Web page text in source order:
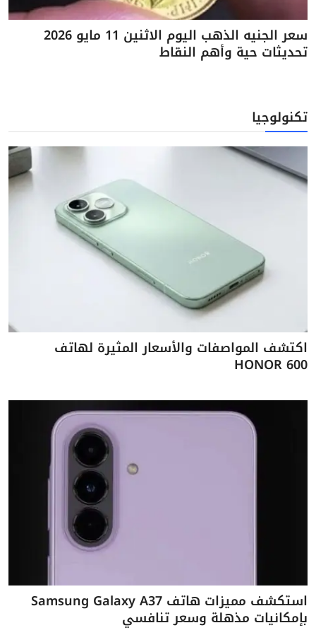
سعر الجنيه الذهب اليوم الاثنين 11 مايو 2026
تحديثات حية وأهم النقاط
تكنولوجيا
اكتشف المواصفات والأسعار المثيرة لهاتف
HONOR 600
استكشف مميزات هاتف Samsung Galaxy A37
بإمكانيات مذهلة وسعر تنافسي